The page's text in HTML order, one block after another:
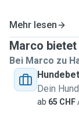
Mehr lesen
Marco bietet
Bei Marco zu
Dein
ab 65 CHF